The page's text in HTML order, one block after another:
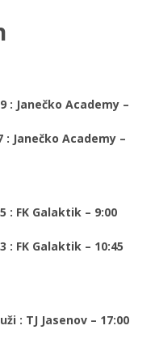
: Janečko Academy –
: Janečko Academy –
: FK Galaktik – 9:00
: FK Galaktik – 10:45
: TJ Jasenov – 17:00